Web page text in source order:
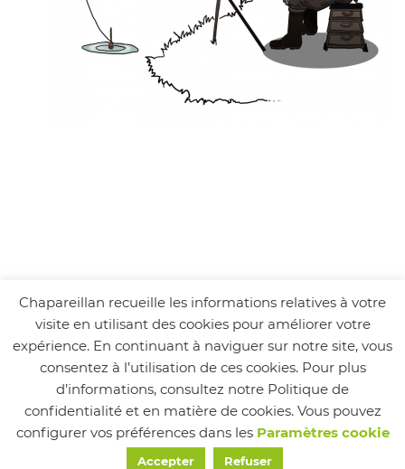
Suivez-nous
Chapareillan recueille les informations relatives à votre
visite en utilisant des cookies pour améliorer votre
expérience. En continuant à naviguer sur notre site, vous
consentez à l’utilisation de ces cookies. Pour plus
d’informations, consultez notre Politique de
confidentialité et en matière de cookies. Vous pouvez
configurer vos préférences dans les Paramètres cookie
Accepter Refuser